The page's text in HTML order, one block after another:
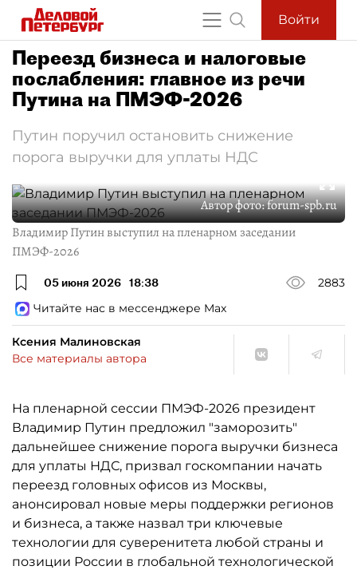
Войти
Переезд бизнеса и налоговые
послабления: главное из речи
Путина на ПМЭФ-2026
Путин поручил остановить снижение
порога выручки для уплаты НДС
Автор фото:forum-spb.ru
Владимир Путин выступил на пленарном заседании
ПМЭФ-2026
05 июня 2026 18:38
2883
Читайте нас в мессенджере Max
Ксения Малиновская
Все материалы автора
На пленарной сессии ПМЭФ-2026 президент
Владимир Путин предложил "заморозить"
дальнейшее снижение порога выручки бизнеса
для уплаты НДС, призвал госкомпании начать
переезд головных офисов из Москвы,
анонсировал новые меры поддержки регионов
и бизнеса, а также назвал три ключевые
технологии для суверенитета любой страны и
позиции России в глобальной технологической